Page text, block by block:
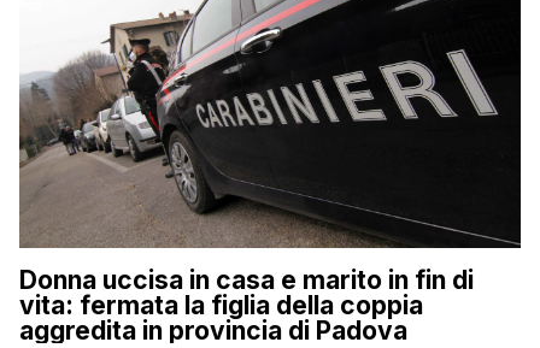
Donna uccisa in casa e marito in fin di
vita: fermata la figlia della coppia
aggredita in provincia di Padova